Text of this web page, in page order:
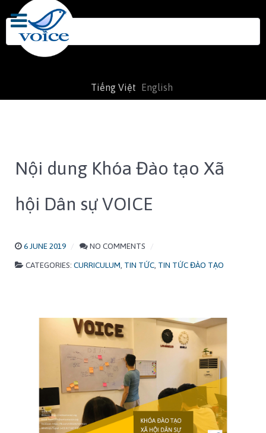
Search
for:
Tiếng Việt English
Nội dung Khóa Đào tạo Xã
hội Dân sự VOICE
6 JUNE 2019
NO COMMENTS
CATEGORIES: CURRICULUM TIN TỨC TIN TỨC ĐÀO TẠO